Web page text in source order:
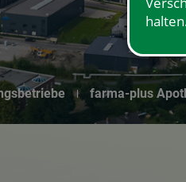
farma-plus